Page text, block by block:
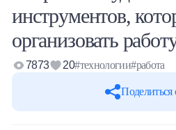
инструментов,
организовать
Поделиться
7873 20#технологии#работа